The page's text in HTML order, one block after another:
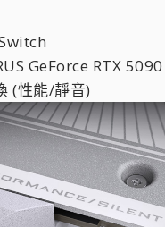
GeForce RTX
(性能/靜音)